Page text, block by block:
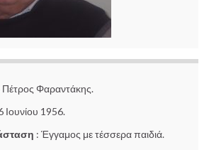
Πέτρος Φαραντάκης.
Ιουνίου 1956.
: Έγγαμος με τέσσερα παιδιά.